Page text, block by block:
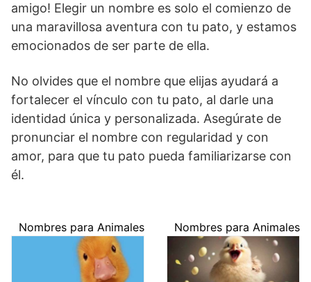
amigo! Elegir un nombre es solo el comienzo de
una maravillosa aventura con tu pato, y estamos
emocionados de ser parte de ella.
No olvides que el nombre que elijas ayudará a
fortalecer el vínculo con tu pato, al darle una
identidad única y personalizada. Asegúrate de
pronunciar el nombre con regularidad y con
amor, para que tu pato pueda familiarizarse con
él.
Nombres para Animales Nombres para Animales